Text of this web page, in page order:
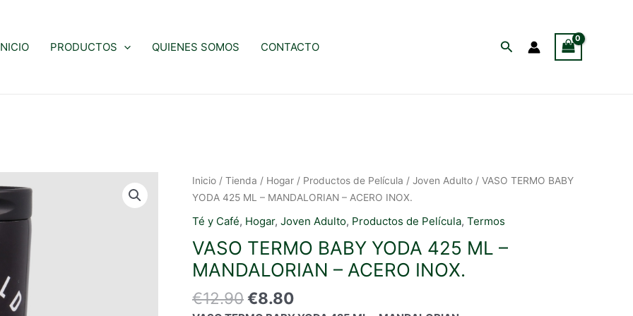
PRODUCTOS QUIENES SOMOS CONTACTO Buscar
Inicio / Tienda / Hogar / Productos de Película / Joven Adulto / VASO TERMO BABY
YODA 425 ML – MANDALORIAN – ACERO INOX.
Té y Café, Hogar, Joven Adulto, Productos de Película, Termos
VASO TERMO BABY YODA 425 ML –
MANDALORIAN – ACERO INOX.
€12.90El
€8.80El